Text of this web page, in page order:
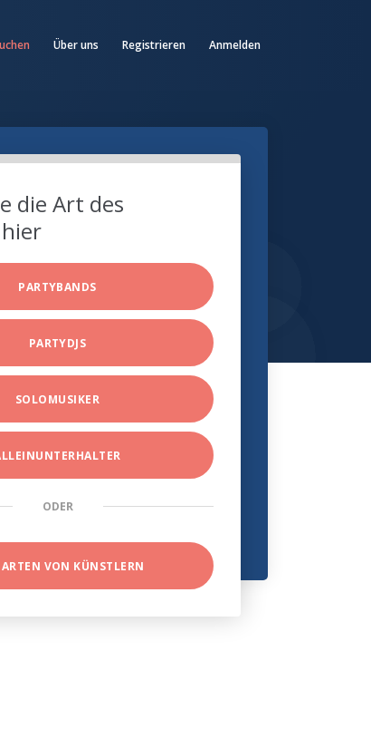
Über uns Registrieren Anmelden
die Art des
PARTYBANDS
PARTYDJS
SOLOMUSIKER
ODER
VON KÜNSTLERN